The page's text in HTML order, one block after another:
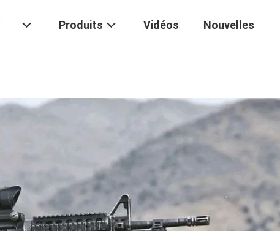
Produits Vidéos Nouvelles